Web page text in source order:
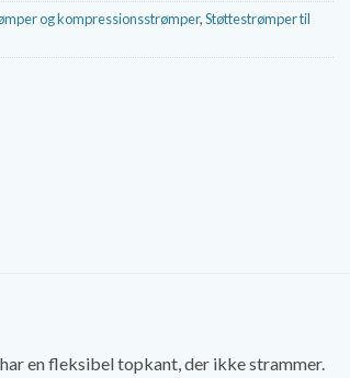
og kompressionsstrømper,Støttestrømper til
en fleksibel topkant, der ikke strammer.